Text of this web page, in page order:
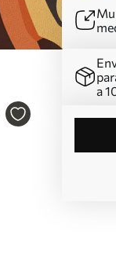
a